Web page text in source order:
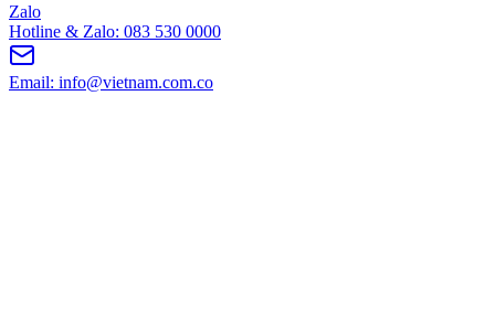
Zalo
Hotline & Zalo: 083 530 0000
Email: info@vietnam.com.co